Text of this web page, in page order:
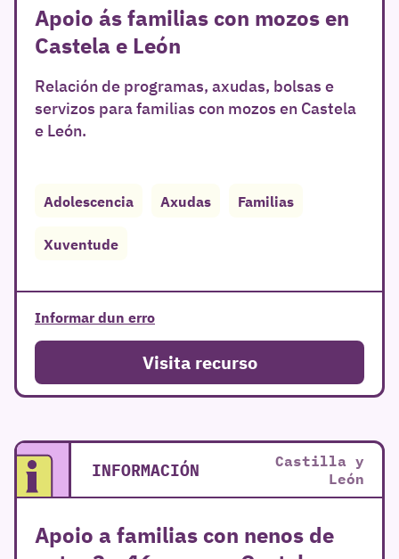
Apoio ás familias con mozos en
Castela e León
Relación de programas, axudas, bolsas e
servizos para familias con mozos en Castela
e León.
Adolescencia Axudas Familias
Xuventude
Informar dun erro
Visita recurso
INFORMACIÓN
Castilla y
León
Apoio a familias con nenos de